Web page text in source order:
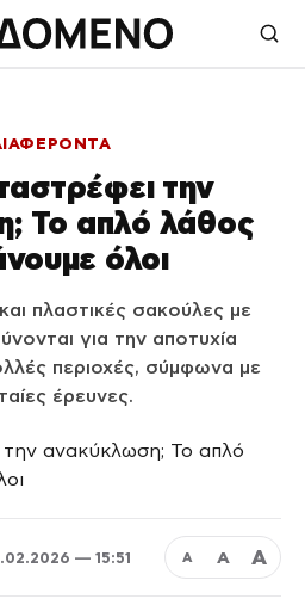
την
Το απλό λάθος
όλοι
πλαστικές σακούλες με
για την αποτυχία
περιοχές, σύμφωνα με
έρευνες.
— 15:51 Α Α Α